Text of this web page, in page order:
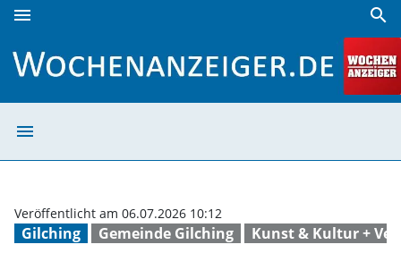
menu search
menu
Gilching Gemeinde Gilching Kunst & Kultur +
Veröffentlicht am 06.07.2026 10:12